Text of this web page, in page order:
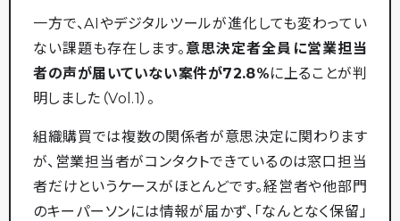
一方で、AIやデジタルツールが進化しても変わってい
ない課題も存在します。意思決定者全員に営業担当
者の声が届いていない案件が72.8%に上ることが判
明しました（Vol.1）。
組織購買では複数の関係者が意思決定に関わります
が、営業担当者がコンタクトできているのは窓口担当
者だけというケースがほとんどです。経営者や他部門
のキーパーソンには情報が届かず、「なんとなく保留」